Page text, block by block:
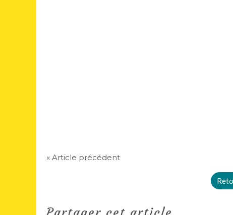
« Article précédent